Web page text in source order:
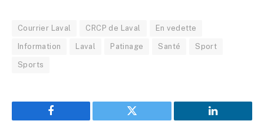
Courrier Laval CRCP de Laval En vedette
Information Laval Patinage Santé Sport
Sports
Facebook Twitter LinkedIn